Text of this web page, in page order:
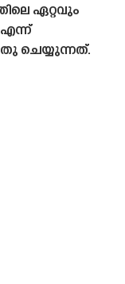
ഏറ്റവും
എന്ന്
ചെയ്യുന്നത്.